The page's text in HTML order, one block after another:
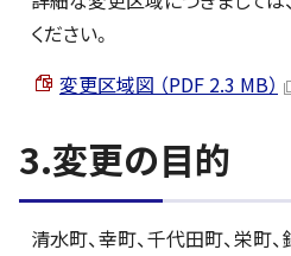
ください。
変更区域図 （PDF 2.3 MB）
3.変更の目的
清水町、幸町、千代田町、栄町